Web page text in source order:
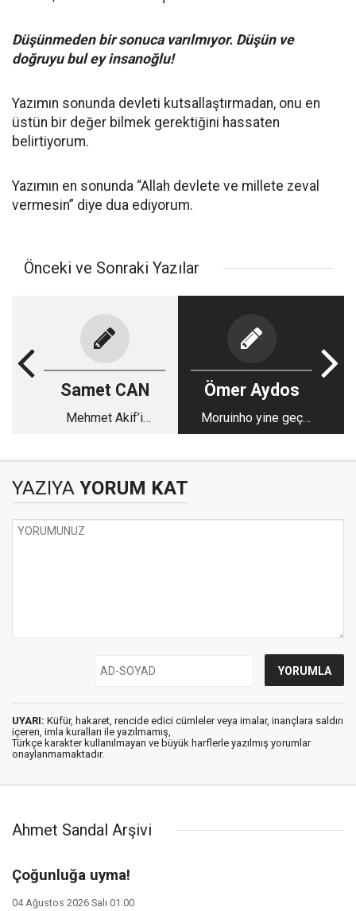
Düşünmeden bir sonuca varılmıyor. Düşün ve
doğruyu bul ey insanoğlu!
Yazımın sonunda devleti kutsallaştırmadan, onu en
üstün bir değer bilmek gerektiğini hassaten
belirtiyorum.
Yazımın en sonunda “Allah devlete ve millete zeval
vermesin” diye dua ediyorum.
Önceki ve Sonraki Yazılar
Samet CAN
Mehmet Akif’i
Ömer Aydos
Moruinho yine geç
uyandı
YAZIYA YORUM KAT
UYARI: Küfür, hakaret, rencide edici cümleler veya imalar, inançlara saldırı
içeren, imla kuralları ile yazılmamış,
Türkçe karakter kullanılmayan ve büyük harflerle yazılmış yorumlar
onaylanmamaktadır.
Ahmet Sandal Arşivi
Çoğunluğa uyma!
04 Ağustos 2026 Salı 01:00